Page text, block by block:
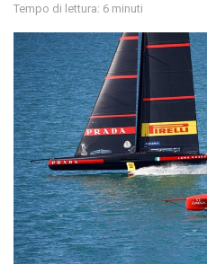
Tempo di lettura: 6 minuti